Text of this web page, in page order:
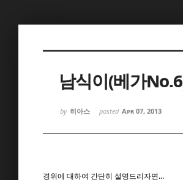
남식이(베가
by 히아스 posted Apr 07, 2013
경위에 대하여 간단히 설명드리자면...
치북5
치북5
치북5
치북5